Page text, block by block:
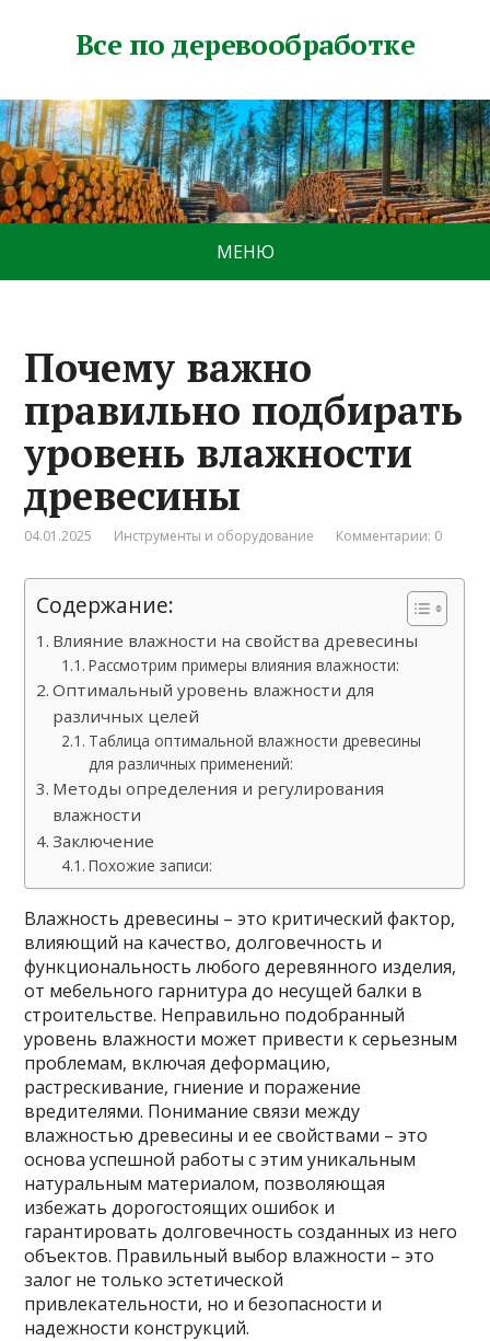
Все по деревообработке
МЕНЮ
Почему важно
правильно подбирать
уровень влажности
древесины
04.01.2025 Инструменты и оборудование Комментарии: 0
Содержание:
Влияние влажности на свойства древесины
Рассмотрим примеры влияния влажности:
Оптимальный уровень влажности для
различных целей
Таблица оптимальной влажности древесины
для различных применений:
Методы определения и регулирования
влажности
Заключение
Похожие записи:
Влажность древесины – это критический фактор,
влияющий на качество, долговечность и
функциональность любого деревянного изделия,
от мебельного гарнитура до несущей балки в
строительстве. Неправильно подобранный
уровень влажности может привести к серьезным
проблемам, включая деформацию,
растрескивание, гниение и поражение
вредителями. Понимание связи между
влажностью древесины и ее свойствами – это
основа успешной работы с этим уникальным
натуральным материалом, позволяющая
избежать дорогостоящих ошибок и
гарантировать долговечность созданных из него
объектов. Правильный выбор влажности – это
залог не только эстетической
привлекательности, но и безопасности и
надежности конструкций.